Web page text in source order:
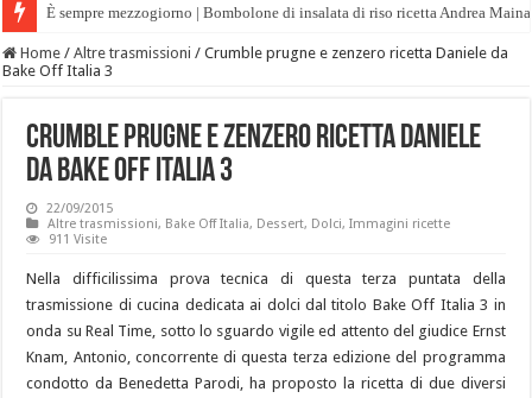
È sempre mezzogiorno | Bombolone di insalata di riso ricetta Andrea
Home / Altre trasmissioni / Crumble prugne e zenzero ricetta Daniele da
Bake Off Italia 3
Crumble prugne e zenzero ricetta Daniele
da Bake Off Italia 3
22/09/2015
Altre trasmissioni, Bake Off Italia, Dessert, Dolci,Immagini ricette
911 Visite
Nella difficilissima prova tecnica di questa terza puntata della
trasmissione di cucina dedicata ai dolci dal titolo Bake Off Italia 3 in
onda su Real Time, sotto lo sguardo vigile ed attento del giudice Ernst
Knam, Antonio, concorrente di questa terza edizione del programma
condotto da Benedetta Parodi, ha proposto la ricetta di due diversi